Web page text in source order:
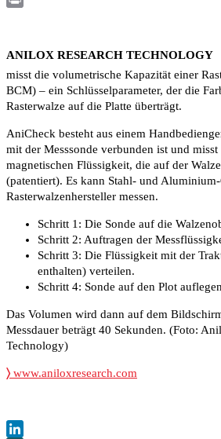
ANILOX RESEARCH TECHNOLOGY
misst die volumetrische Kapazität einer
BCM) – ein Schlüsselparameter, der die
Rasterwalze auf die Platte überträgt.
AniCheck besteht aus einem
mit der Messsonde verbunden ist und
magnetischen Flüssigkeit, die auf der
(patentiert). Es kann Stahl- und
Rasterwalzenhersteller messen.
Schritt 1: Die Sonde auf die
Schritt 2: Auftragen der
Schritt 3: Die Flüssigkeit mit der
enthalten) verteilen.
Schritt 4: Sonde auf den Plot
Das Volumen wird dann auf dem
Messdauer beträgt 40 Sekunden. (Foto:
Technology)
〉 www.aniloxresearch.com